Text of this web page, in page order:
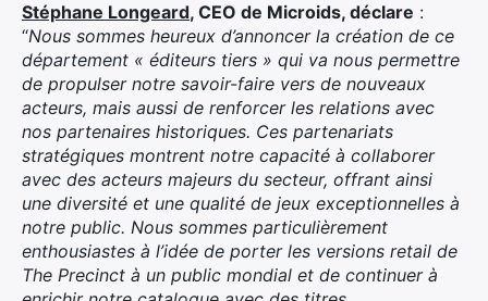
Stéphane Longeard, CEO de Microids, déclare :
“Nous sommes heureux d’annoncer la création de ce
département « éditeurs tiers » qui va nous permettre
de propulser notre savoir-faire vers de nouveaux
acteurs, mais aussi de renforcer les relations avec
nos partenaires historiques. Ces partenariats
stratégiques montrent notre capacité à collaborer
avec des acteurs majeurs du secteur, offrant ainsi
une diversité et une qualité de jeux exceptionnelles à
notre public. Nous sommes particulièrement
enthousiastes à l’idée de porter les versions retail de
The Precinct à un public mondial et de continuer à